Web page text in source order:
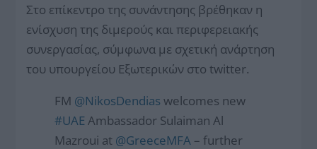
Στο επίκεντρο της συνάντησης βρέθηκαν η
ενίσχυση της διμερούς και περιφερειακής
συνεργασίας, σύμφωνα με σχετική ανάρτηση
του υπουργείου Εξωτερικών στο twitter.
FM @NikosDendias welcomes new
#UAEAmbassador Sulaiman Al
Mazroui at @GreeceMFA – further